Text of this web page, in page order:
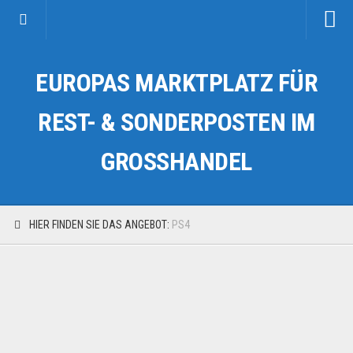
Kategorien
Auto & Motorrad
Fahrzeuge & Transport
EUROPAS MARKTPLATZ FÜR
REST- & SONDERPOSTEN IM
GROSSHANDEL
HIER FINDEN SIE DAS ANGEBOT: PS4